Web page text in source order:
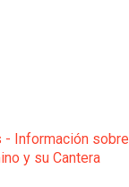
- Información sobre
y su Cantera